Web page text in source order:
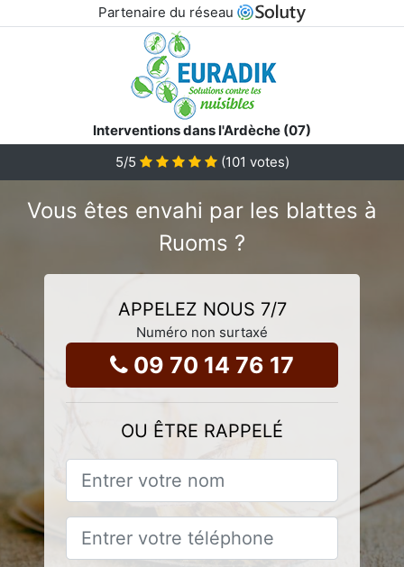
Partenaire du réseau
Interventions dans l'Ardèche (07)
5/5 (101 votes)
Vous êtes envahi par les blattes à
Ruoms ?
APPELEZ NOUS 7/7
Numéro non surtaxé
09 70 14 76 17
OU ÊTRE RAPPELÉ